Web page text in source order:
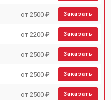
от 2500 ₽ Заказать
от 2200 ₽ Заказать
от 2500 ₽ Заказать
от 2500 ₽ Заказать
от 2500 ₽ Заказать